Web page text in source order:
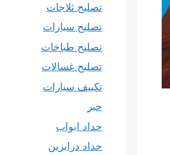
تصليح ثلاجات
تصليح سيارات
تصليح طباخات
تصليح غسالات
تكييف سيارات
حبر
حداد ابواب
حداد درابزين